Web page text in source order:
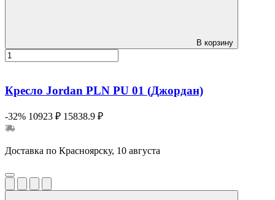
В корзину
Кресло Jordan PLN PU 01 (Джордан)
-32% 10923 ₽ 15838.9 ₽
Доставка по Красноярску, 10 августа